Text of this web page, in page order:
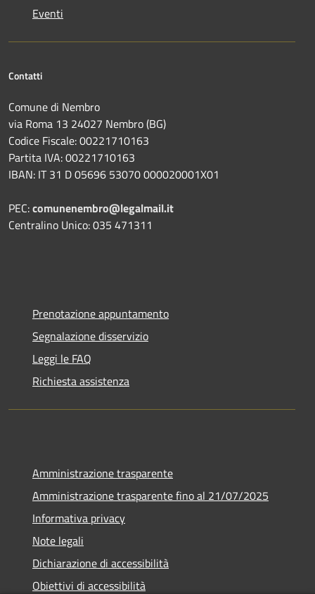
Eventi
Contatti
Comune di Nembro
via Roma 13 24027 Nembro (BG)
Codice Fiscale: 00221710163
Partita IVA: 00221710163
IBAN: IT 31 D 05696 53070 000020001X01
PEC:comunenembro@legalmail.it
Centralino Unico: 035 471311
Prenotazione appuntamento
Segnalazione disservizio
Leggi le FAQ
Richiesta assistenza
Amministrazione trasparente
Amministrazione trasparente fino al 21/07/2025
Informativa privacy
Note legali
Dichiarazione di accessibilità
Obiettivi di accessibilità